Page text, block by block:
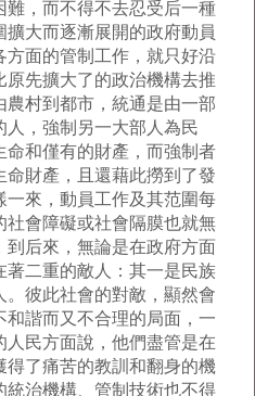
難，而不得不去忍受后一種
大而逐漸展開的政府動員
方面的管制工作，就只好沿
先擴大了的政治機構去推
村到都市，統通是由一部
，強制另一大部人為民
和僅有的財產，而強制者
命財產，且還藉此撈到了發
一來，動員工作及其范圍每
會障礙或社會隔膜也就無
到后來，無論是在政府方面
二重的敵人：其一是民族
彼此社會的對敵，顯然會
諧而又不合理的局面，一
民方面說，他們盡管是在
了痛苦的教訓和翻身的機
治機構、管制技術也不得